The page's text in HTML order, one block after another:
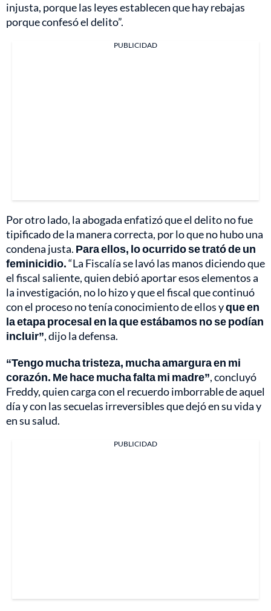
injusta, porque las leyes establecen que hay rebajas
porque confesó el delito”.
PUBLICIDAD
Por otro lado, la abogada enfatizó que el delito no fue
tipificado de la manera correcta, por lo que no hubo una
condena justa. Para ellos, lo ocurrido se trató de un
feminicidio.“La Fiscalía se lavó las manos diciendo que
el fiscal saliente, quien debió aportar esos elementos a
la investigación, no lo hizo y que el fiscal que continuó
con el proceso no tenía conocimiento de ellos yque en
la etapa procesal en la que estábamos no se podían
incluir”, dijo la defensa.
“Tengo mucha tristeza, mucha amargura en mi
corazón. Me hace mucha falta mi madre”, concluyó
Freddy, quien carga con el recuerdo imborrable de aquel
día y con las secuelas irreversibles que dejó en su vida y
en su salud.
PUBLICIDAD